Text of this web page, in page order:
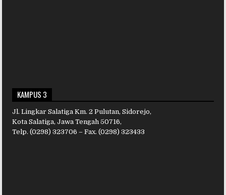
KAMPUS 3
Jl. Lingkar Salatiga Km. 2 Pulutan, Sidorejo,
Kota Salatiga, Jawa Tengah 50716,
Telp. (0298) 323706 – Fax. (0298) 323433